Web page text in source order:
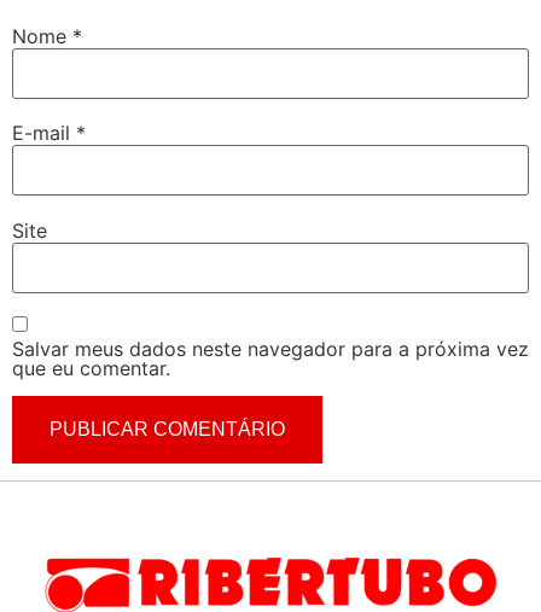
Nome *
E-mail *
Site
Salvar meus dados neste navegador para a próxima vez
que eu comentar.